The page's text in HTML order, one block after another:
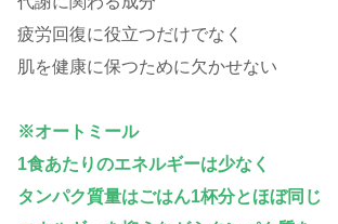
疲労回復に役立つだけでなく
肌を健康に保つために欠かせない
※オートミール
1食あたりのエネルギーは少なく
タンパク質量はごはん1杯分とほぼ同じ